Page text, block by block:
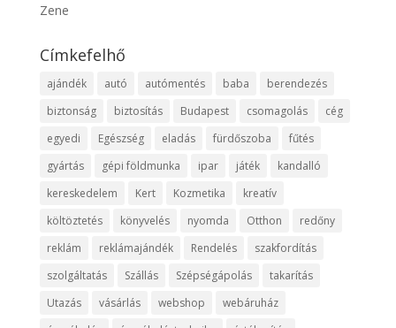
Zene
Címkefelhő
ajándék autó autómentés baba
berendezés
biztonság
biztosítás Budapest csomagolás
cég
egyedi
Egészség eladás fürdőszoba
fűtés
gyártás
gépi földmunka ipar játék
kandalló
kereskedelem
Kert Kozmetika
kreatív
költöztetés
könyvelés nyomda Otthon
redőny
reklám
reklámajándék Rendelés
szakfordítás
szolgáltatás
Szállás Szépségápolás
takarítás
Utazás
vásárlás webshop
webáruház